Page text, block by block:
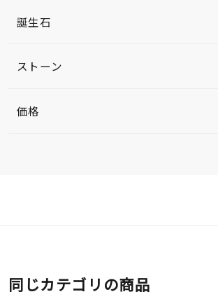
誕生石
ストーン
価格
同じカテゴリの商品